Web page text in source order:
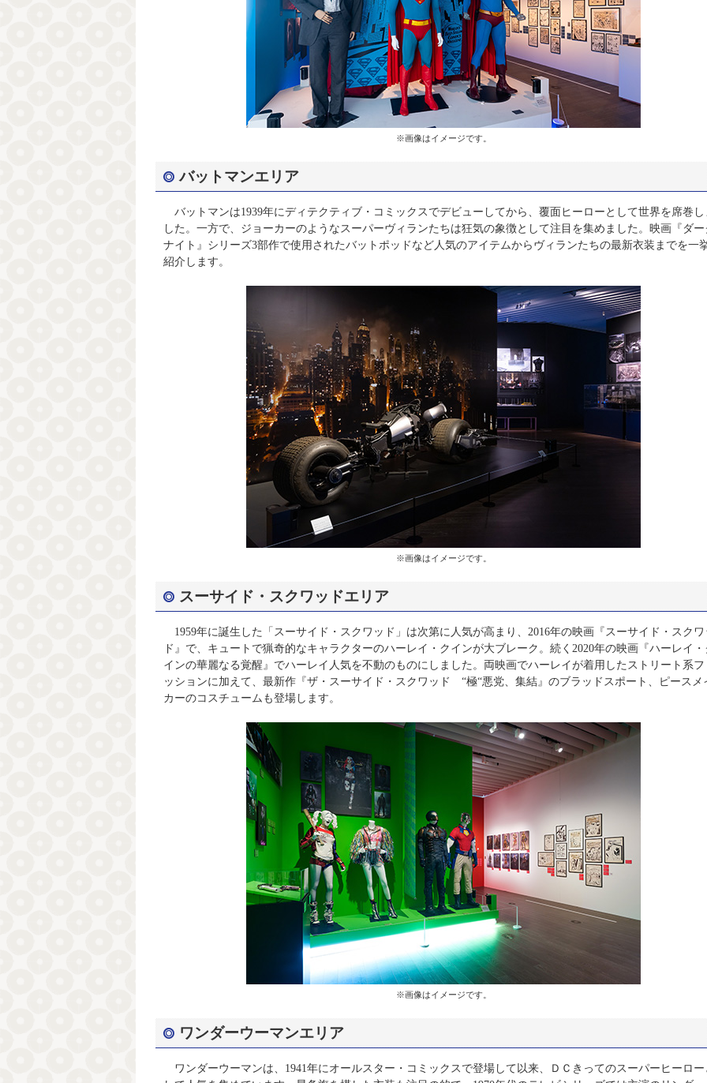
※画像はイメージです。
バットマンエリア
バットマンは1939年にディテクティブ・コミックスでデビューしてから、覆面ヒーローとして世界を席巻し
した。一方で、ジョーカーのようなスーパーヴィランたちは狂気の象徴として注目を集めました。映画『ダー
ナイト』シリーズ3部作で使用されたバットポッドなど人気のアイテムからヴィランたちの最新衣装までを一
紹介します。
※画像はイメージです。
スーサイド・スクワッドエリア
1959年に誕生した「スーサイド・スクワッド」は次第に人気が高まり、2016年の映画『スーサイド・スクワ
ド』で、キュートで猟奇的なキャラクターのハーレイ・クインが大ブレーク。続く2020年の映画『ハーレイ・
インの華麗なる覚醒』でハーレイ人気を不動のものにしました。両映画でハーレイが着用したストリート系フ
ッションに加えて、最新作『ザ・スーサイド・スクワッド “極“悪党、集結』のブラッドスポート、ピースメ
カーのコスチュームも登場します。
※画像はイメージです。
ワンダーウーマンエリア
ワンダーウーマンは、1941年にオールスター・コミックスで登場して以来、ＤＣきってのスーパーヒーロー